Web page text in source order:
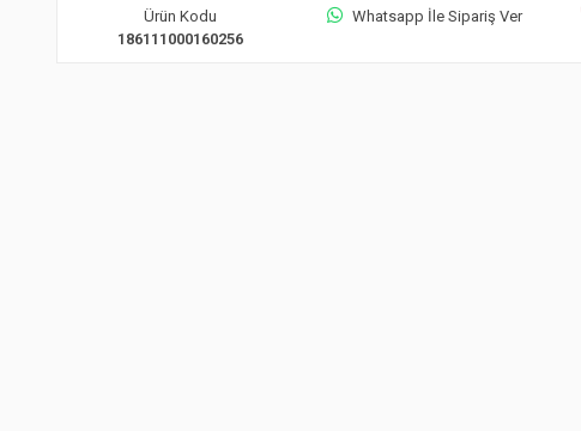
Ürün Kodu
186111000160256
Whatsapp İle Sipariş Ver